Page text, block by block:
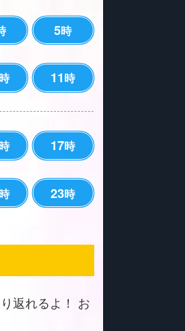
5時
11時
17時
23時
返れるよ！ お